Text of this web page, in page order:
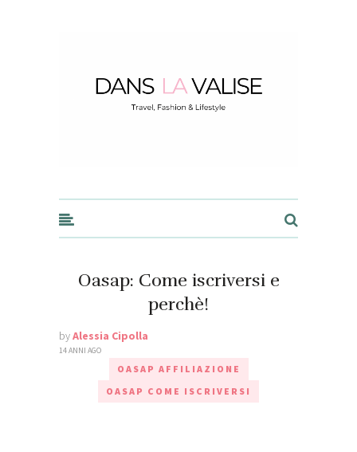
Oasap: Come iscriversi e
perchè!
byAlessia Cipolla
14 ANNI AGO
OASAP AFFILIAZIONE
OASAP COME ISCRIVERSI